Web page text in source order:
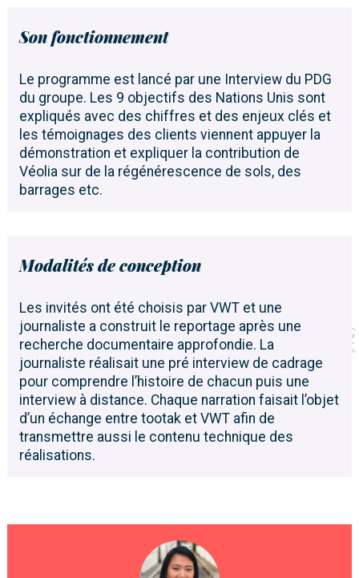
Son fonctionnement
Le programme est lancé par une Interview du PDG
du groupe. Les 9 objectifs des Nations Unis sont
expliqués avec des chiffres et des enjeux clés et
les témoignages des clients viennent appuyer la
démonstration et expliquer la contribution de
Véolia sur de la régénérescence de sols, des
barrages etc.
Modalités de conception
Les invités ont été choisis par VWT et une
journaliste a construit le reportage après une
recherche documentaire approfondie. La
journaliste réalisait une pré interview de cadrage
pour comprendre l’histoire de chacun puis une
interview à distance. Chaque narration faisait l’objet
d’un échange entre tootak et VWT afin de
transmettre aussi le contenu technique des
réalisations.